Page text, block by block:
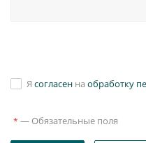
Я согласен на обработку
* — Обязательные поля